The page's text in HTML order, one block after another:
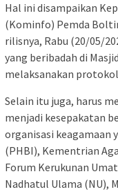
Hal ini disampaikan
(Kominfo) Pemda
rilisnya, Rabu (20/05/
yang beribadah di
melaksanakan
Selain itu juga, harus
menjadi kesepakatan
organisasi keagamaan
(PHBI), Kementrian
Forum Kerukunan
Nadhatul Ulama (NU),